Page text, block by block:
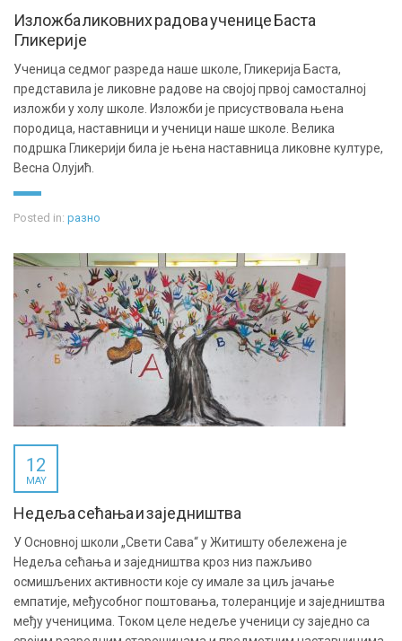
Изложба ликовних радова ученице Баста
Гликерије
Ученица седмог разреда наше школе, Гликерија Баста,
представила је ликовне радове на својој првој самосталној
изложби у холу школе. Изложби је присуствовала њена
породица, наставници и ученици наше школе. Велика
подршка Гликерији била је њена наставница ликовне културе,
Весна Олујић.
Posted in: разно
12
MAY
Недеља сећања и заједништва
У Основној школи „Свети Сава“ у Житишту обележена је
Недеља сећања и заједништва кроз низ пажљиво
осмишљених активности које су имале за циљ јачање
емпатије, међусобног поштовања, толеранције и заједништва
међу ученицима. Током целе недеље ученици су заједно са